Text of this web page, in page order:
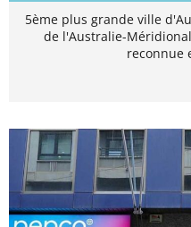
5ème plus grande ville
de l'Australie-
reconnue